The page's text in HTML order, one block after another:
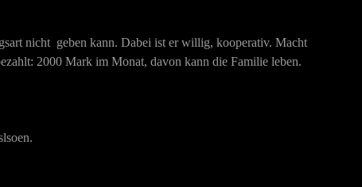
nicht geben kann. Dabei ist er willig, kooperativ. Macht
2000 Mark im Monat, davon kann die Familie leben.